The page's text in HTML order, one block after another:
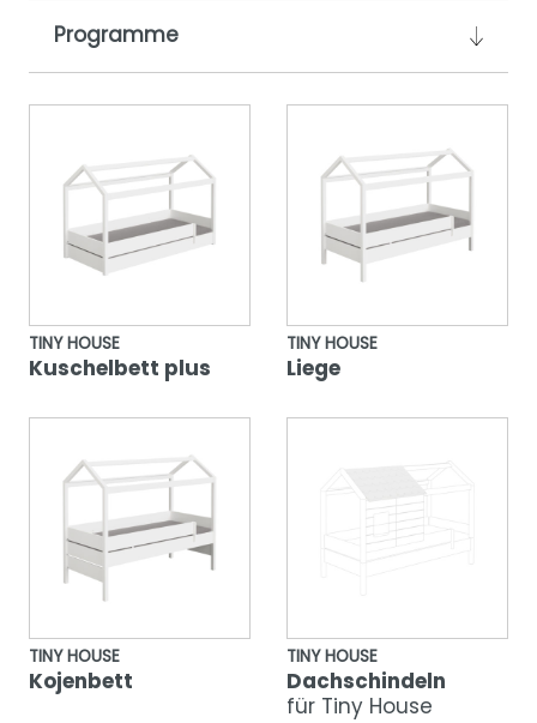
Programme
TINY HOUSE
Kuschelbett plus
TINY HOUSE
Liege
TINY HOUSE
Kojenbett
TINY HOUSE
Dachschindeln
für Tiny House